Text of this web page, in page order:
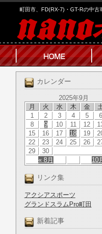
町田市、FD(RX-7)・GT-Rの中古
カレンダー
2025年9月
月
火 水 木 金
« 8月 10
1 2 3 4 5 6
8
9 10 11 12
15
16 17 18 19
22
23 24 25 26
29
30
リンク集
アクシアスポーツ
グランドスラムPro町田
新着記事